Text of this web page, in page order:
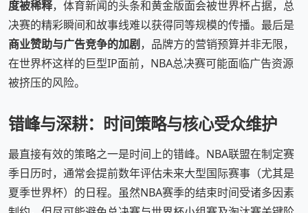
度被稀释，体育新闻的头条和黄金版面会被世界杯占据，总
决赛的精彩瞬间和故事线难以获得同等规模的传播。最后是
商业赞助与广告竞争的加剧 ，品牌方的营销预算并非无限，
在世界杯这样的巨型IP面前，NBA总决赛可能面临广告资源
被挤压的风险。
错峰与深耕：时间策略与核心受众维护
最直接有效的策略之一是时间上的错峰。NBA联盟在制定赛
季日历时，通常会提前数年评估未来大型国际赛事（尤其是
夏季世界杯）的日程。虽然NBA赛季的结束时间受诸多因素